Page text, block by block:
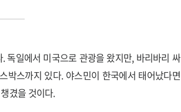
독일에서 미국으로 관광을 왔지만, 바리바리 싸
박스까지 있다. 야스민이 한국에서 태어났다면
겼을 것이다.